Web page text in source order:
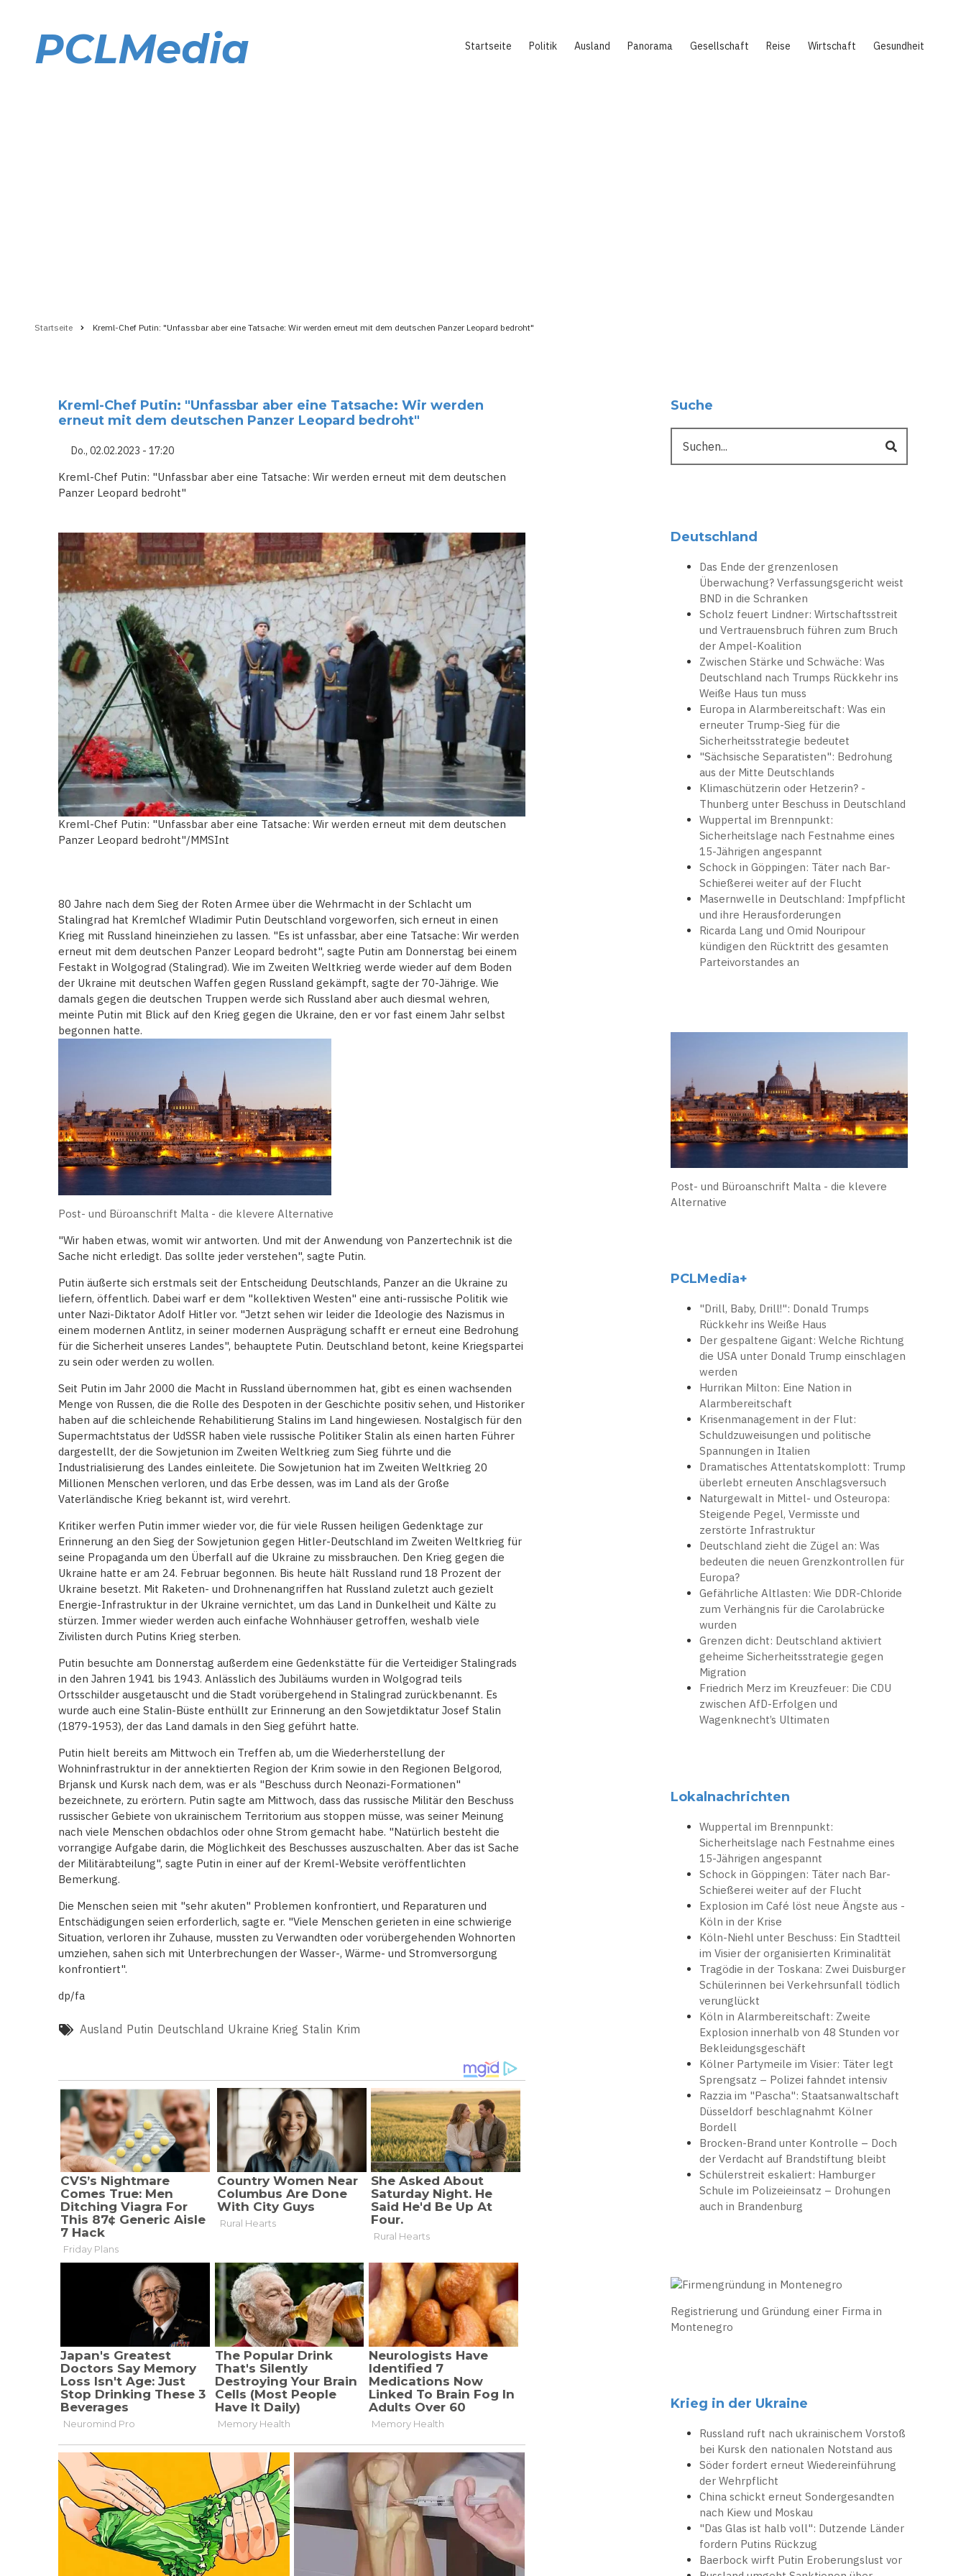
PCLMedia Startseite Politik Ausland Panorama Gesellschaft Reise Wirtschaft Gesundheit
Startseite Kreml-Chef Putin: "Unfassbar aber eine Tatsache: Wir werden erneut mit dem deutschen Panzer Leopard bedroht"
Kreml-Chef Putin: "Unfassbar aber eine Tatsache: Wir werden
erneut mit dem deutschen Panzer Leopard bedroht"
Do., 02.02.2023 - 17:20
Kreml-Chef Putin: "Unfassbar aber eine Tatsache: Wir werden erneut mit dem deutschen
Panzer Leopard bedroht"
Kreml-Chef Putin: "Unfassbar aber eine Tatsache: Wir werden erneut mit dem deutschen
Panzer Leopard bedroht"/MMSInt
80 Jahre nach dem Sieg der Roten Armee über die Wehrmacht in der Schlacht um
Stalingrad hat Kremlchef Wladimir Putin Deutschland vorgeworfen, sich erneut in einen
Krieg mit Russland hineinziehen zu lassen. "Es ist unfassbar, aber eine Tatsache: Wir werden
erneut mit dem deutschen Panzer Leopard bedroht", sagte Putin am Donnerstag bei einem
Festakt in Wolgograd (Stalingrad). Wie im Zweiten Weltkrieg werde wieder auf dem Boden
der Ukraine mit deutschen Waffen gegen Russland gekämpft, sagte der 70-Jährige. Wie
damals gegen die deutschen Truppen werde sich Russland aber auch diesmal wehren,
meinte Putin mit Blick auf den Krieg gegen die Ukraine, den er vor fast einem Jahr selbst
begonnen hatte.
Post- und Büroanschrift Malta - die klevere Alternative
"Wir haben etwas, womit wir antworten. Und mit der Anwendung von Panzertechnik ist die
Sache nicht erledigt. Das sollte jeder verstehen", sagte Putin.
Putin äußerte sich erstmals seit der Entscheidung Deutschlands, Panzer an die Ukraine zu
liefern, öffentlich. Dabei warf er dem "kollektiven Westen" eine anti-russische Politik wie
unter Nazi-Diktator Adolf Hitler vor. "Jetzt sehen wir leider die Ideologie des Nazismus in
einem modernen Antlitz, in seiner modernen Ausprägung schafft er erneut eine Bedrohung
für die Sicherheit unseres Landes", behauptete Putin. Deutschland betont, keine Kriegspartei
zu sein oder werden zu wollen.
Seit Putin im Jahr 2000 die Macht in Russland übernommen hat, gibt es einen wachsenden
Menge von Russen, die die Rolle des Despoten in der Geschichte positiv sehen, und Historiker
haben auf die schleichende Rehabilitierung Stalins im Land hingewiesen. Nostalgisch für den
Supermachtstatus der UdSSR haben viele russische Politiker Stalin als einen harten Führer
dargestellt, der die Sowjetunion im Zweiten Weltkrieg zum Sieg führte und die
Industrialisierung des Landes einleitete. Die Sowjetunion hat im Zweiten Weltkrieg 20
Millionen Menschen verloren, und das Erbe dessen, was im Land als der Große
Vaterländische Krieg bekannt ist, wird verehrt.
Kritiker werfen Putin immer wieder vor, die für viele Russen heiligen Gedenktage zur
Erinnerung an den Sieg der Sowjetunion gegen Hitler-Deutschland im Zweiten Weltkrieg für
seine Propaganda um den Überfall auf die Ukraine zu missbrauchen. Den Krieg gegen die
Ukraine hatte er am 24. Februar begonnen. Bis heute hält Russland rund 18 Prozent der
Ukraine besetzt. Mit Raketen- und Drohnenangriffen hat Russland zuletzt auch gezielt
Energie-Infrastruktur in der Ukraine vernichtet, um das Land in Dunkelheit und Kälte zu
stürzen. Immer wieder werden auch einfache Wohnhäuser getroffen, weshalb viele
Zivilisten durch Putins Krieg sterben.
Putin besuchte am Donnerstag außerdem eine Gedenkstätte für die Verteidiger Stalingrads
in den Jahren 1941 bis 1943. Anlässlich des Jubiläums wurden in Wolgograd teils
Ortsschilder ausgetauscht und die Stadt vorübergehend in Stalingrad zurückbenannt. Es
wurde auch eine Stalin-Büste enthüllt zur Erinnerung an den Sowjetdiktatur Josef Stalin
(1879-1953), der das Land damals in den Sieg geführt hatte.
Putin hielt bereits am Mittwoch ein Treffen ab, um die Wiederherstellung der
Wohninfrastruktur in der annektierten Region der Krim sowie in den Regionen Belgorod,
Brjansk und Kursk nach dem, was er als "Beschuss durch Neonazi-Formationen"
bezeichnete, zu erörtern. Putin sagte am Mittwoch, dass das russische Militär den Beschuss
russischer Gebiete von ukrainischem Territorium aus stoppen müsse, was seiner Meinung
nach viele Menschen obdachlos oder ohne Strom gemacht habe. "Natürlich besteht die
vorrangige Aufgabe darin, die Möglichkeit des Beschusses auszuschalten. Aber das ist Sache
der Militärabteilung", sagte Putin in einer auf der Kreml-Website veröffentlichten
Bemerkung.
Die Menschen seien mit "sehr akuten" Problemen konfrontiert, und Reparaturen und
Entschädigungen seien erforderlich, sagte er. "Viele Menschen gerieten in eine schwierige
Situation, verloren ihr Zuhause, mussten zu Verwandten oder vorübergehenden Wohnorten
umziehen, sahen sich mit Unterbrechungen der Wasser-, Wärme- und Stromversorgung
konfrontiert".
dp/fa
Ausland Putin Deutschland Ukraine Krieg Stalin Krim
Suche
Deutschland
Das Ende der grenzenlosen
Überwachung? Verfassungsgericht weist
BND in die Schranken
Scholz feuert Lindner: Wirtschaftsstreit
und Vertrauensbruch führen zum Bruch
der Ampel-Koalition
Zwischen Stärke und Schwäche: Was
Deutschland nach Trumps Rückkehr ins
Weiße Haus tun muss
Europa in Alarmbereitschaft: Was ein
erneuter Trump-Sieg für die
Sicherheitsstrategie bedeutet
"Sächsische Separatisten": Bedrohung
aus der Mitte Deutschlands
Klimaschützerin oder Hetzerin? -
Thunberg unter Beschuss in Deutschland
Wuppertal im Brennpunkt:
Sicherheitslage nach Festnahme eines
15-Jährigen angespannt
Schock in Göppingen: Täter nach Bar-
Schießerei weiter auf der Flucht
Masernwelle in Deutschland: Impfpflicht
und ihre Herausforderungen
Ricarda Lang und Omid Nouripour
kündigen den Rücktritt des gesamten
Parteivorstandes an
Post- und Büroanschrift Malta - die klevere
Alternative
PCLMedia+
"Drill, Baby, Drill!": Donald Trumps
Rückkehr ins Weiße Haus
Der gespaltene Gigant: Welche Richtung
die USA unter Donald Trump einschlagen
werden
Hurrikan Milton: Eine Nation in
Alarmbereitschaft
Krisenmanagement in der Flut:
Schuldzuweisungen und politische
Spannungen in Italien
Dramatisches Attentatskomplott: Trump
überlebt erneuten Anschlagsversuch
Naturgewalt in Mittel- und Osteuropa:
Steigende Pegel, Vermisste und
zerstörte Infrastruktur
Deutschland zieht die Zügel an: Was
bedeuten die neuen Grenzkontrollen für
Europa?
Gefährliche Altlasten: Wie DDR-Chloride
zum Verhängnis für die Carolabrücke
wurden
Grenzen dicht: Deutschland aktiviert
geheime Sicherheitsstrategie gegen
Migration
Friedrich Merz im Kreuzfeuer: Die CDU
zwischen AfD-Erfolgen und
Wagenknecht’s Ultimaten
Lokalnachrichten
Wuppertal im Brennpunkt:
Sicherheitslage nach Festnahme eines
15-Jährigen angespannt
Schock in Göppingen: Täter nach Bar-
Schießerei weiter auf der Flucht
Explosion im Café löst neue Ängste aus -
Köln in der Krise
Köln-Niehl unter Beschuss: Ein Stadtteil
im Visier der organisierten Kriminalität
Tragödie in der Toskana: Zwei Duisburger
Schülerinnen bei Verkehrsunfall tödlich
verunglückt
Köln in Alarmbereitschaft: Zweite
Explosion innerhalb von 48 Stunden vor
Bekleidungsgeschäft
Kölner Partymeile im Visier: Täter legt
Sprengsatz – Polizei fahndet intensiv
Razzia im "Pascha": Staatsanwaltschaft
Düsseldorf beschlagnahmt Kölner
Bordell
Brocken-Brand unter Kontrolle – Doch
der Verdacht auf Brandstiftung bleibt
Schülerstreit eskaliert: Hamburger
Schule im Polizeieinsatz – Drohungen
auch in Brandenburg
Registrierung und Gründung einer Firma in
Montenegro
Krieg in der Ukraine
Russland ruft nach ukrainischem Vorstoß
bei Kursk den nationalen Notstand aus
Söder fordert erneut Wiedereinführung
der Wehrpflicht
China schickt erneut Sondergesandten
nach Kiew und Moskau
"Das Glas ist halb voll": Dutzende Länder
fordern Putins Rückzug
Baerbock wirft Putin Eroberungslust vor